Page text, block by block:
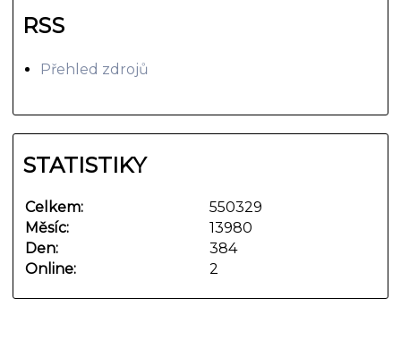
RSS
Přehled zdrojů
STATISTIKY
Online: 2
Celkem:
550329
Měsíc:
13980
Den:
384